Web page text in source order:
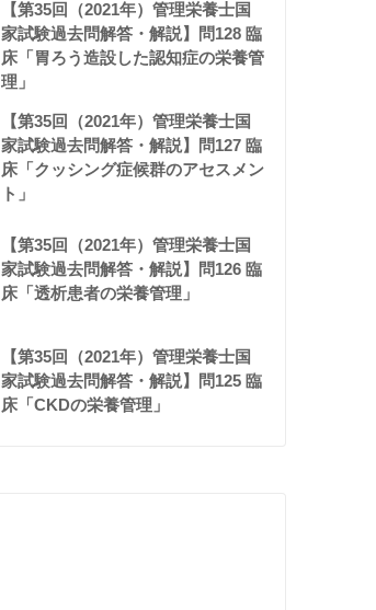
【第35回（2021年）管理栄養士国
家試験過去問解答・解説】問128 臨
床「胃ろう造設した認知症の栄養管
理」
【第35回（2021年）管理栄養士国
家試験過去問解答・解説】問127 臨
床「クッシング症候群のアセスメン
ト」
【第35回（2021年）管理栄養士国
家試験過去問解答・解説】問126 臨
床「透析患者の栄養管理」
【第35回（2021年）管理栄養士国
家試験過去問解答・解説】問125 臨
床「CKDの栄養管理」